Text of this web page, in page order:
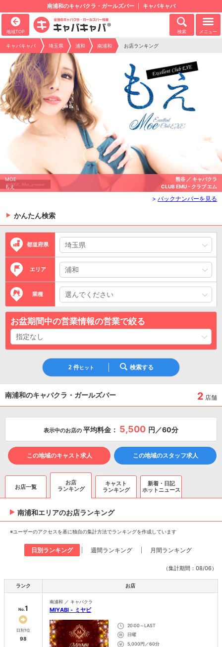
南浦和のキャバクラ・ガールズバー キャバキャバ
地域TOP 検索 メニュー
キャバキャバ 埼玉県 浦和 南浦和 お店ランキング
MOE
もえ
熊谷 ／ キャバクラ
CLUB EMU - クラブ エム
> バックナンバーを見る
かんたん検索
都道府県
エリア
業種
お盆期間中の営業情報の営業で絞る
2 件ヒット 検索する
南浦和のキャバクラ・ガールズバー 2 店舗
表示中のお店の 平均料金： 5,500 円／60分
この地域のキャスト求人 この地域のスタッフ求人
お店一覧
お店
ランキング
キャスト
ランキング
新着・日記
ホットニュース
南浦和エリアのお店ランキング
※ユーザーのアクセスを基に独自の集計方法でランキングを作成しています
日別ランキング 週間ランキング 月間ランキング
（集計期間：08/06）
ランク お店
No.1
日別1位
98
南浦和 ／ キャバクラ
MIYABI - ミヤビ
20:00～LAST
日曜
5,000円／60分